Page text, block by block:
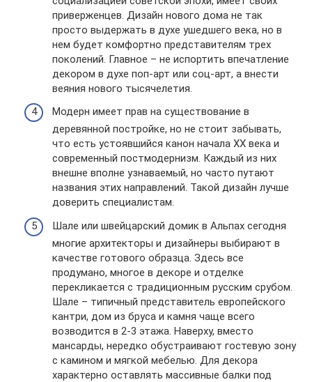
приверженцев. Дизайн нового дома не так
просто выдержать в духе ушедшего века, но в
нем будет комфортно представителям трех
поколений. Главное – не испортить впечатление
декором в духе поп-арт или соц-арт, а внести
веяния нового тысячелетия.
Модерн имеет прав на существование в
деревянной постройке, но не стоит забывать,
что есть устоявшийся канон начала ХХ века и
современный постмодернизм. Каждый из них
внешне вполне узнаваемый, но часто путают
названия этих направлений. Такой дизайн лучше
доверить специалистам.
Шале или швейцарский домик в Альпах сегодня
многие архитекторы и дизайнеры выбирают в
качестве готового образца. Здесь все
продумано, многое в декоре и отделке
перекликается с традиционным русским срубом.
Шале – типичный представитель европейского
кантри, дом из бруса и камня чаще всего
возводится в 2-3 этажа. Наверху, вместо
мансарды, нередко обустраивают гостевую зону
с камином и мягкой мебелью. Для декора
характерно оставлять массивные балки под